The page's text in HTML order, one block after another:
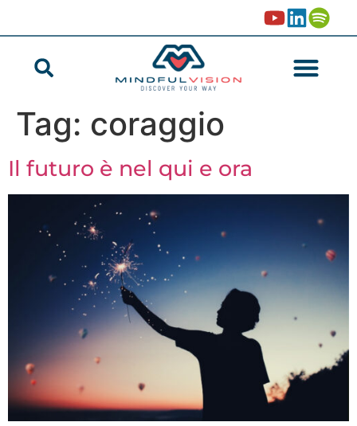
Tag: coraggio
Il futuro è nel qui e ora